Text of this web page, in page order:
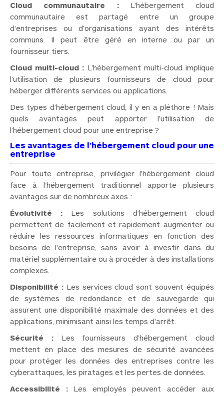
Cloud communautaire :L’hébergement cloud
communautaire est partagé entre un groupe
d’entreprises ou d’organisations ayant des intérêts
communs. Il peut être géré en interne ou par un
fournisseur tiers.
Cloud multi-cloud : L’hébergement multi-cloud implique
l’utilisation de plusieurs fournisseurs de cloud pour
héberger différents services ou applications.
Des types d’hébergement cloud, il y en a pléthore ! Mais
quels avantages peut apporter l’utilisation de
l’hébergement cloud pour une entreprise ?
Les avantages de l’hébergement cloud pour une
entreprise
Pour toute entreprise, privilégier l’hébergement cloud
face à l’hébergement traditionnel apporte plusieurs
avantages sur de nombreux axes :
Évolutivité : Les solutions d’hébergement cloud
permettent de facilement et rapidement augmenter ou
réduire les ressources informatiques en fonction des
besoins de l’entreprise, sans avoir à investir dans du
matériel supplémentaire ou à procéder à des installations
complexes.
Disponibilité :Les services cloud sont souvent équipés
de systèmes de redondance et de sauvegarde qui
assurent une disponibilité maximale des données et des
applications, minimisant ainsi les temps d’arrêt.
Sécurité :Les fournisseurs d’hébergement cloud
mettent en place des mesures de sécurité avancées
pour protéger les données des entreprises contre les
cyberattaques, les piratages et les pertes de données.
Accessibilité :Les employés peuvent accéder aux